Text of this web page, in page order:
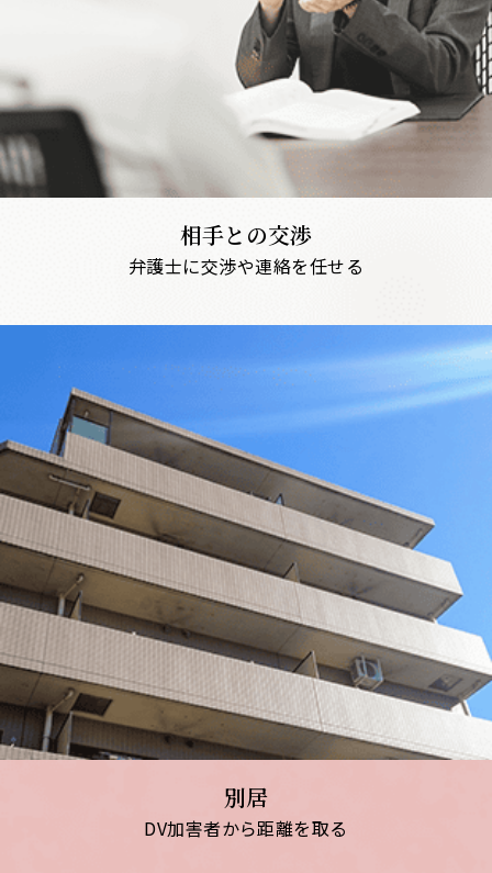
相手との交渉
弁護士に交渉や連絡を任せる
別居
DV加害者から距離を取る